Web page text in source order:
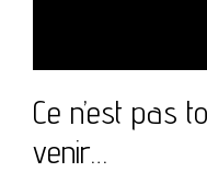
Ce n’est pas
venir…